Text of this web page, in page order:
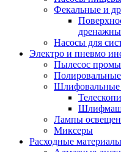
Фекальные и
Насосы для
Электро и пневмо
Пылесос
Лампы
Миксеры
Расходные